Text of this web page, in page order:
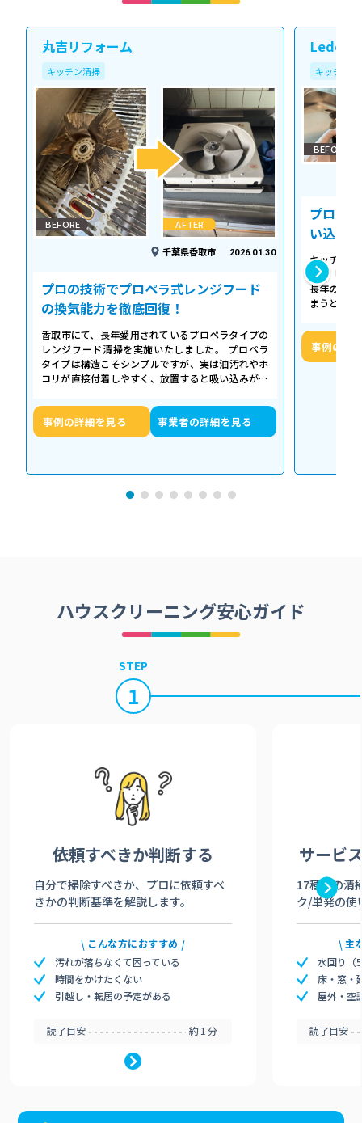
丸吉リフォーム
キッチン清掃
BEFORE AFTER
千葉県香取市 2026.01.30
プロの技術でプロペラ式レンジフード
の換気能力を徹底回復！
香取市にて、長年愛用されているプロペラタイプの
レンジフード清掃を実施いたしました。 プロペラ
タイプは構造こそシンプルですが、実は油汚れやホ
コリが直接付着しやすく、放置すると吸い込みが悪
事例の詳細を見る 事業者の詳細を見る
Ledope
キッチン清
BEFORE
プロの
い込み
キッチン
える「シ
長年の調
まうとご
事例の詳
ハウスクリーニング安心ガイド
STEP
1
依頼すべきか判断する
自分で掃除すべきか、プロに依頼すべ
きかの判断基準を解説します。
こんな方におすすめ
汚れが落ちなくて困っている
時間をかけたくない
引越し・転居の予定がある
読了目安 約1分
サービ
17種類の清
ク/単発の使
主
水回り（
床・窓・
屋外・空
読了目安